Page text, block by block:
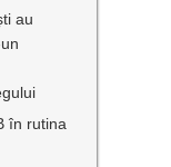
au
în rutina